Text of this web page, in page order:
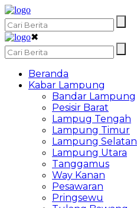
✖
Beranda
Kabar Lampung
Bandar Lampung
Pesisir Barat
Lampug Tengah
Lampung Timur
Lampung Selatan
Lampung Utara
Tanggamus
Way Kanan
Pesawaran
Pringsewu